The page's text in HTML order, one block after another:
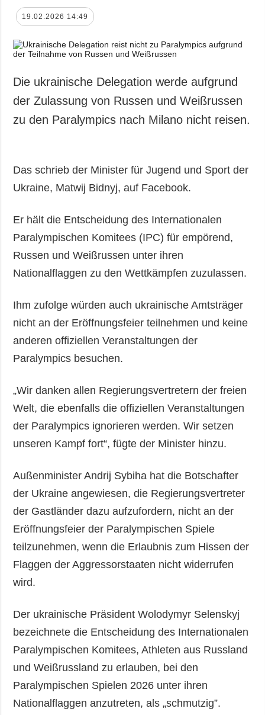
19.02.2026 14:49
Die ukrainische Delegation werde aufgrund
der Zulassung von Russen und Weißrussen
zu den Paralympics nach Milano nicht reisen.
Das schrieb der Minister für Jugend und Sport der
Ukraine, Matwij Bidnyj, auf Facebook.
Er hält die Entscheidung des Internationalen
Paralympischen Komitees (IPC) für empörend,
Russen und Weißrussen unter ihren
Nationalflaggen zu den Wettkämpfen zuzulassen.
Ihm zufolge würden auch ukrainische Amtsträger
nicht an der Eröffnungsfeier teilnehmen und keine
anderen offiziellen Veranstaltungen der
Paralympics besuchen.
„Wir danken allen Regierungsvertretern der freien
Welt, die ebenfalls die offiziellen Veranstaltungen
der Paralympics ignorieren werden. Wir setzen
unseren Kampf fort“, fügte der Minister hinzu.
Außenminister Andrij Sybiha hat die Botschafter
der Ukraine angewiesen, die Regierungsvertreter
der Gastländer dazu aufzufordern, nicht an der
Eröffnungsfeier der Paralympischen Spiele
teilzunehmen, wenn die Erlaubnis zum Hissen der
Flaggen der Aggressorstaaten nicht widerrufen
wird.
Der ukrainische Präsident Wolodymyr Selenskyj
bezeichnete die Entscheidung des Internationalen
Paralympischen Komitees, Athleten aus Russland
und Weißrussland zu erlauben, bei den
Paralympischen Spielen 2026 unter ihren
Nationalflaggen anzutreten, als „schmutzig”.